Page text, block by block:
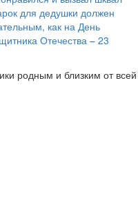
для дедушки должен
как на День
Отечества – 23
родным и близким от всей